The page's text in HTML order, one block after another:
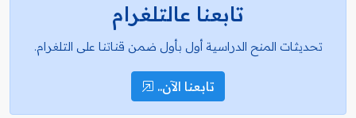
تابعنا عالتلغرام
تحديثات المنح الدراسية أول بأول ضمن قناتنا على التلغرام.
تابعنا الآن..